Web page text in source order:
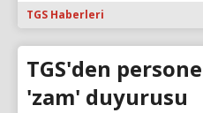
TGS Haberleri
TGS'den
'zam' duyurusu